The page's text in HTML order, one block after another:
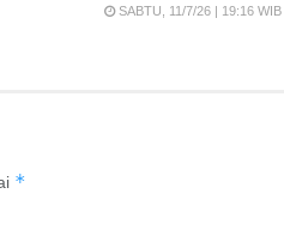
SABTU, 11/7/26 | 19:16 WIB
*